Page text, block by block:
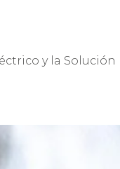
y la